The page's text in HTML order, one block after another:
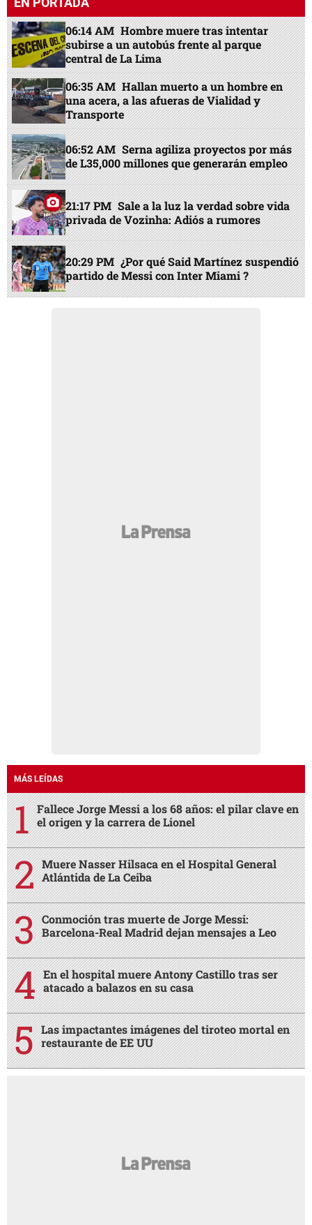
06:14 AM Hombre muere tras intentar
subirse a un autobús frente al parque
central de La Lima
06:35 AM Hallan muerto a un hombre en
una acera, a las afueras de Vialidad y
Transporte
06:52 AM Serna agiliza proyectos por más
de L35,000 millones que generarán empleo
21:17 PM Sale a la luz la verdad sobre vida
privada de Vozinha: Adiós a rumores
20:29 PM ¿Por qué Said Martínez suspendió
partido de Messi con Inter Miami ?
MÁS LEÍDAS
Fallece Jorge Messi a los 68 años: el pilar clave en
el origen y la carrera de Lionel
Muere Nasser Hilsaca en el Hospital General
Atlántida de La Ceiba
Conmoción tras muerte de Jorge Messi:
Barcelona-Real Madrid dejan mensajes a Leo
En el hospital muere Antony Castillo tras ser
atacado a balazos en su casa
Las impactantes imágenes del tiroteo mortal en
restaurante de EE UU